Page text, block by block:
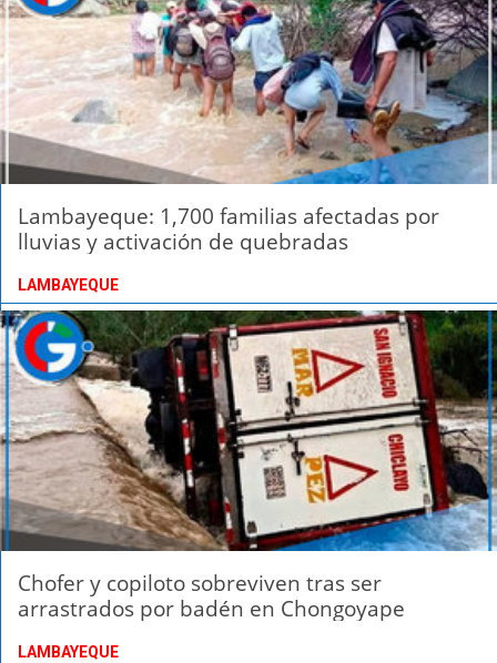
Lambayeque: 1,700 familias afectadas por
lluvias y activación de quebradas
LAMBAYEQUE
Chofer y copiloto sobreviven tras ser
arrastrados por badén en Chongoyape
LAMBAYEQUE